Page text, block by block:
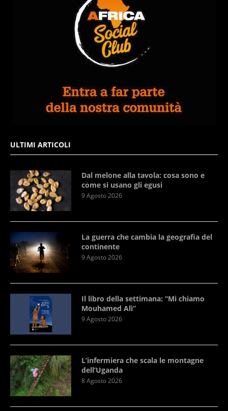
ULTIMI ARTICOLI
Dal melone alla tavola: cosa sono e
come si usano gli egusi
9 Agosto 2026
La guerra che cambia la geografia del
continente
9 Agosto 2026
Il libro della settimana: “Mi chiamo
Mouhamed Alì”
9 Agosto 2026
L’infermiera che scala le montagne
dell’Uganda
8 Agosto 2026